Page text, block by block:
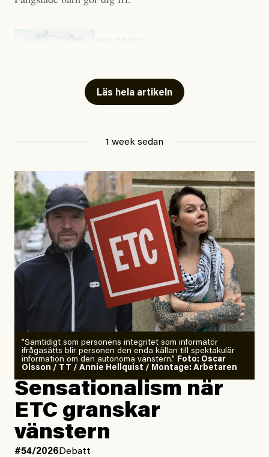
Läs hela artikeln
1 week sedan
”Samtidigt som personens integritet som informatör
ifrågasätts blir personen den enda källan till spektakulär
information om den autonoma vänstern.” Foto: Oscar
Olsson / TT / Annie Hellquist / Montage: Arbetaren
Sensationalism när
ETC granskar
vänstern
#54/2026 Debatt